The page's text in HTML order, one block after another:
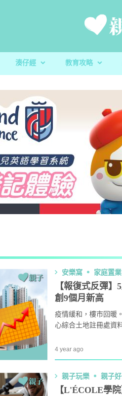
殘酷虐兒｜5
湊仔經
新手爸媽
醫健爸媽
家庭關係
毛孩子
教養心得
教育攻略
校園生活
升學指南
親子飲食
親子玩意
心測開箱
生活小百科
「大粒 MAC
香港小童群益會
慈慧幼苗
辰民爸爸
心理學家王凱瑞
ALLIE保寶小教室
DR-MAX教材大
D MIND & THE
更多作家
安樂窩 家庭置業
【報復式反彈
創9個月新高
疫情緩和，樓市回暖
心綜合土地註冊處資
2宗，較4月份301宗
4 year ago
親子玩樂 親子
【L'ÉCOLE學